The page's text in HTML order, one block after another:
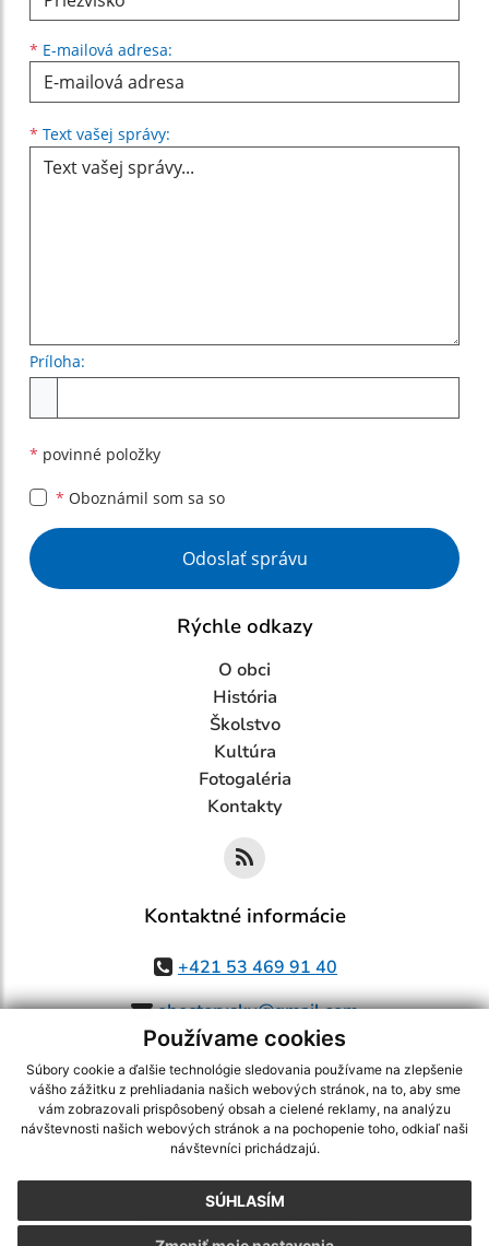
Používame cookies
Súbory cookie a ďalšie technológie sledovania používame na zlepšenie
vášho zážitku z prehliadania našich webových stránok, na to, aby sme
vám zobrazovali prispôsobený obsah a cielené reklamy, na analýzu
návštevnosti našich webových stránok a na pochopenie toho, odkiaľ naši
návštevníci prichádzajú.
SÚHLASÍM
* E-mailová adresa:
* Text vašej správy:
Príloha:
* povinné položky
* Oboznámil som sa so
Google reCaptcha Response
Odoslať správu
Rýchle odkazy
O obci
História
Školstvo
Kultúra
Fotogaléria
Kontakty
Kontaktné informácie
+421 53 469 91 40
obectorysky@gmail.com
využite možnosť získavania aktuálnych informácií s využitím RSS
CMS systém (redakčný) systém ECHELON 2,Mapa stránok,web portál
webex.digital, s.r.o.,domény,registrácia domény
Posledná aktualizácia:07.08.2026